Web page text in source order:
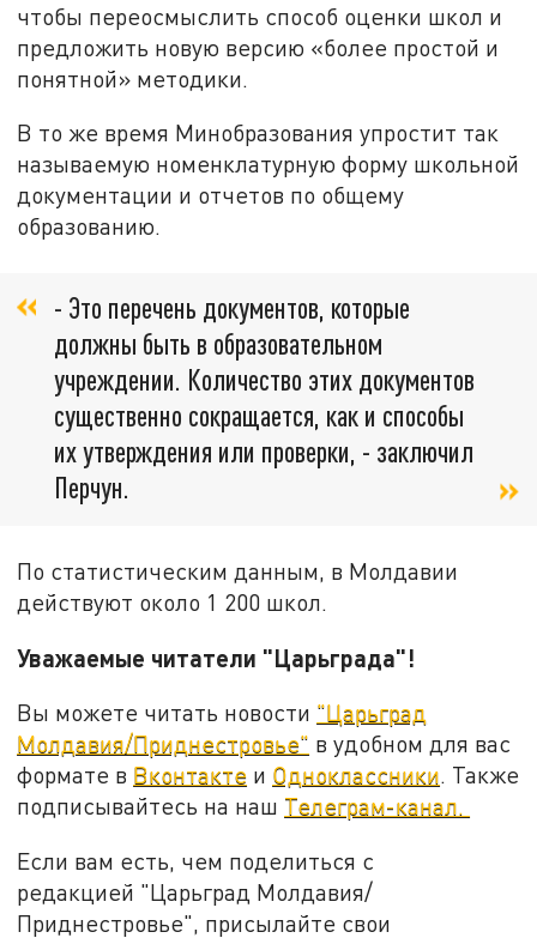
чтобы переосмыслить способ оценки школ и
предложить новую версию «более простой и
понятной» методики.
В то же время Минобразования упростит так
называемую номенклатурную форму школьной
документации и отчетов по общему
образованию.
- Это перечень документов, которые
должны быть в образовательном
учреждении. Количество этих документов
существенно сокращается, как и способы
их утверждения или проверки, - заключил
Перчун.
По статистическим данным, в Молдавии
действуют около 1 200 школ.
Уважаемые читатели "Царьграда"!
Вы можете читать новости "Царьград
Молдавия/Приднестровье" в удобном для вас
формате в Вконтакте и Одноклассники. Также
подписывайтесь на наш Телеграм-канал.
Если вам есть, чем поделиться с
редакцией "Царьград Молдавия/
Приднестровье", присылайте свои